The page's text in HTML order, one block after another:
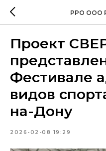
РРО ООО
Проект
Фестивале
видов
на-Дону
2026-02-08 19:29